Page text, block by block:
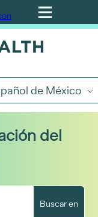
de México
del
Buscar en